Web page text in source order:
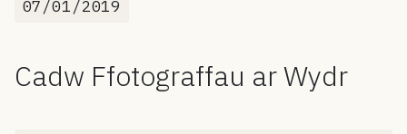
07/01/2019
Cadw Ffotograffau ar Wydr